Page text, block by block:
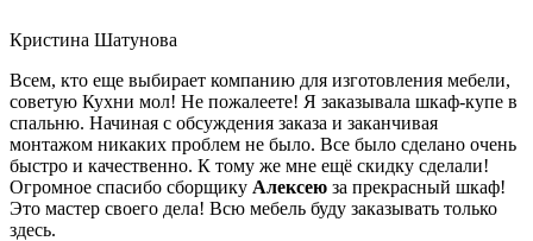
Кристина Шатунова
Всем, кто еще выбирает компанию для изготовления мебели,
советую Кухни мол! Не пожалеете! Я заказывала шкаф-купе в
спальню. Начиная с обсуждения заказа и заканчивая
монтажом никаких проблем не было. Все было сделано очень
быстро и качественно. К тому же мне ещё скидку сделали!
Огромное спасибо сборщику Алексею за прекрасный шкаф!
Это мастер своего дела! Всю мебель буду заказывать только
здесь.